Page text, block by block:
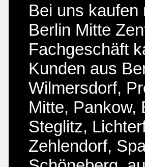
Bei uns kaufen
Berlin Mitte
Fachgeschäft
Kunden aus
Wilmersdorf,
Mitte, Pankow,
Steglitz,
Zehlendorf,